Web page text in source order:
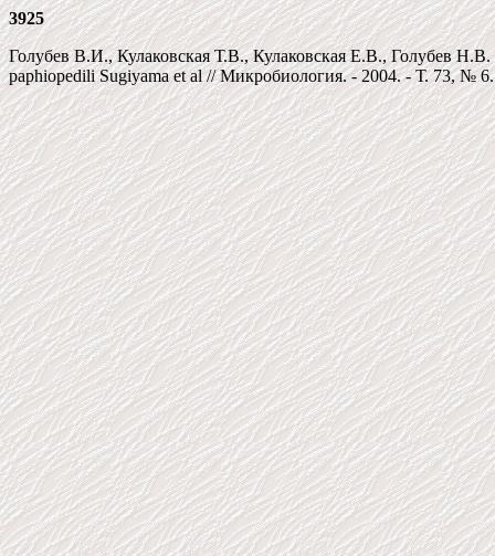
3925
Голубев В.И., Кулаковская Т.В., Кулаковская Е.В., Голубев
paphiopedili Sugiyama et al // Микробиология. - 2004. - Т. 73, №